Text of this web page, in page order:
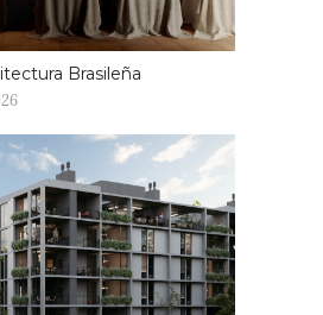
Brasileña